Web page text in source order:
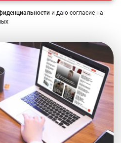
и даю согласие на